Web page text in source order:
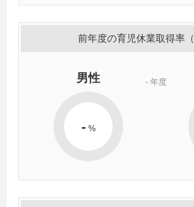
前年度の育児休業取得率（
- 年度
男性
- %